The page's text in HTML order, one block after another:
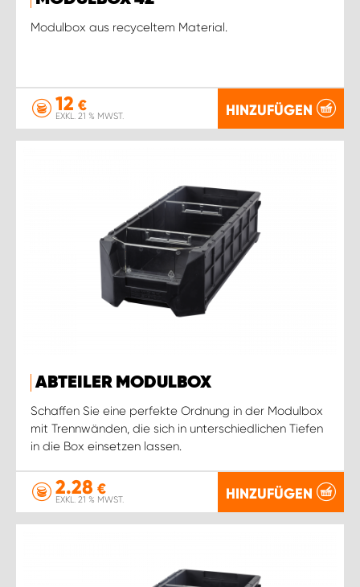
Modulbox aus recyceltem Material.
12 €
EXKL. 21 % MWST. HINZUFÜGEN
ABTEILER MODULBOX
Schaffen Sie eine perfekte Ordnung in der Modulbox
mit Trennwänden, die sich in unterschiedlichen Tiefen
in die Box einsetzen lassen.
2.28 €
EXKL. 21 % MWST. HINZUFÜGEN